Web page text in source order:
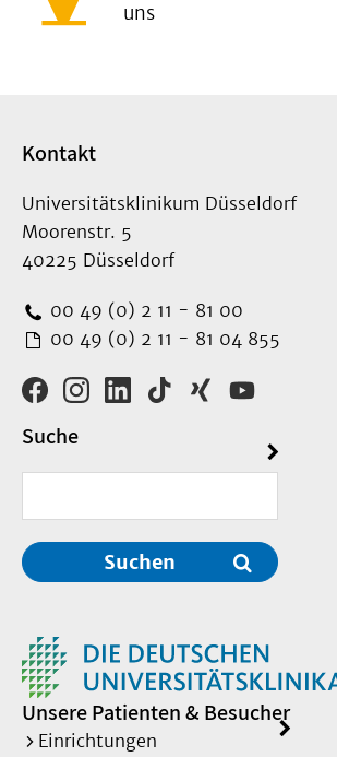
uns
Kontakt
Universitätsklinikum Düsseldorf
Moorenstr. 5
40225 Düsseldorf
00 49 (0) 2 11 - 81 00
00 49 (0) 2 11 - 81 04 855
Suche
Suchen
Unsere Patienten & Besucher
Einrichtungen